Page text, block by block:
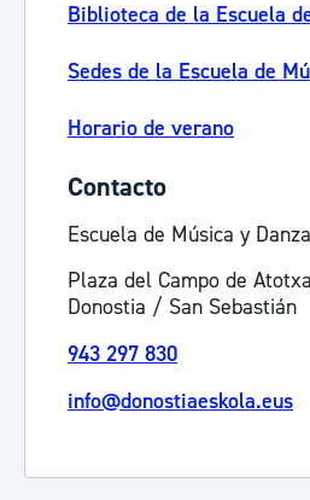
Biblioteca de la Escuela
Sedes de la Escuela de
Horario de verano
Contacto
Escuela de Música y Danza
Plaza del Campo de
Donostia / San Sebastián
943 297 830
info@donostiaeskola.eus